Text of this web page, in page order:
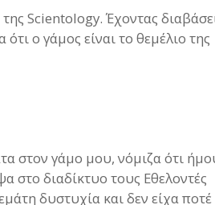
Scientology. Έχοντας
ο γάμος είναι το θεμέλιο της
στον γάμο μου, νόμιζα ότι
διαδίκτυο τους Εθελοντές
δυστυχία και δεν είχα ποτέ